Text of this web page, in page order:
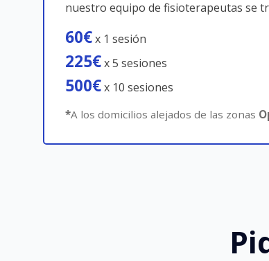
nuestro equipo de fisioterapeutas se
60€x 1 sesión
225€x 5 sesiones
500€x 10 sesiones
*A los domicilios alejados de las zonas